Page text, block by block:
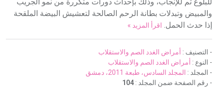
والمبيض وتبدلات بطانة الرحم الصالحة لتعشيش البيضة الملقحة
إذا حدث الحمل. اقرأ المزيد »
- التصنيف : أمراض الغدد الصم والاستقلاب
- النوع : أمراض الغدد الصم والاستقلاب
- المجلد : المجلد السادس، طبعة 2011، دمشق
- رقم الصفحة ضمن المجلد : 104